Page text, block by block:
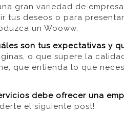
gran variedad de
tus deseos o para
un Wooww.
son tus expectativas y
o que supere la
que entienda lo que
debe ofrecer una
el siguiente post!